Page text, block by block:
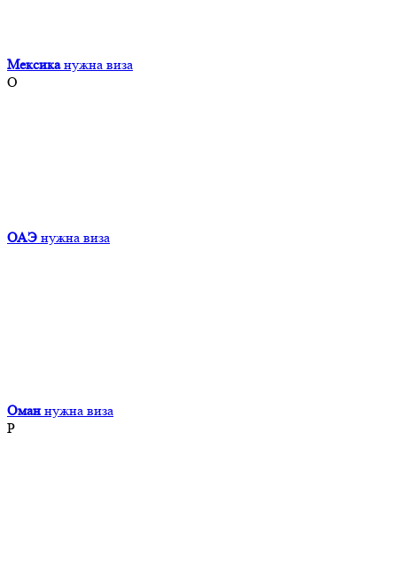
Мексика нужна виза
О
ОАЭ нужна виза
Оман нужна виза
Р